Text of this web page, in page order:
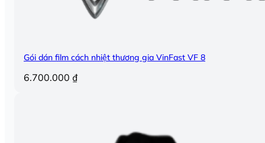
Gói dán film cách nhiệt thương gia VinFast VF 8
6.700.000 ₫